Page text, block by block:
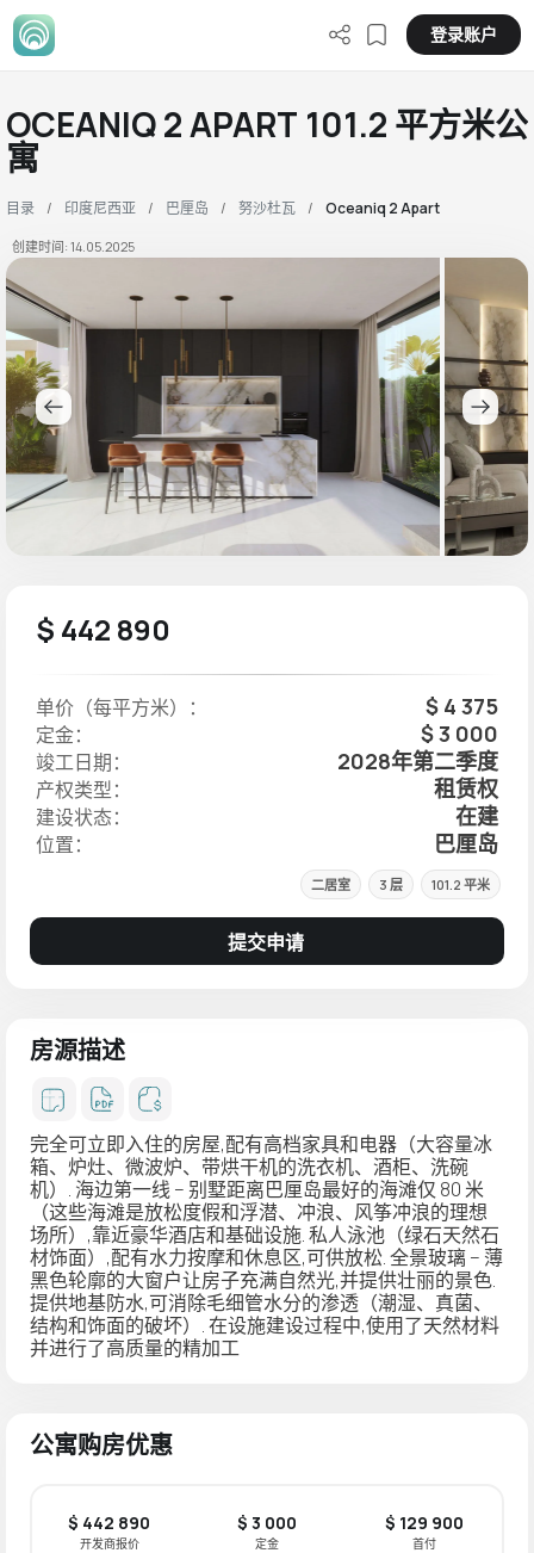
登录账户
OCEANIQ 2 APART 101.2 平方米公
寓
目录 印度尼西亚 巴厘岛 努沙杜瓦 Oceaniq 2 Apart
创建时间: 14.05.2025
$ 442 890
单价（每平方米）： $ 4 375
定金： $ 3 000
竣工日期： 2028年第二季度
产权类型： 租赁权
建设状态： 在建
位置： 巴厘岛
二居室 3 层 101.2 平米
提交申请
房源描述
完全可立即入住的房屋,配有高档家具和电器（大容量冰
箱、炉灶、微波炉、带烘干机的洗衣机、酒柜、洗碗
机）. 海边第一线 – 别墅距离巴厘岛最好的海滩仅 80 米
（这些海滩是放松度假和浮潜、冲浪、风筝冲浪的理想
场所）,靠近豪华酒店和基础设施. 私人泳池（绿石天然石
材饰面）,配有水力按摩和休息区,可供放松. 全景玻璃 – 薄
黑色轮廓的大窗户让房子充满自然光,并提供壮丽的景色.
提供地基防水,可消除毛细管水分的渗透（潮湿、真菌、
结构和饰面的破坏）. 在设施建设过程中,使用了天然材料
并进行了高质量的精加工
公寓购房优惠
$ 442 890
开发商报价
$ 3 000
定金
$ 129 900
首付